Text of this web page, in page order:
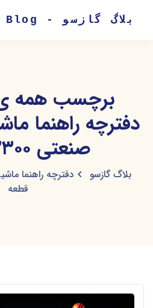
بلاگ گازسو - Gasso Blog
برچسب همه
دفترچه راهنما
صنعتی ۲۳۰۰ قطعه
بلاگ گازسو
قطعه